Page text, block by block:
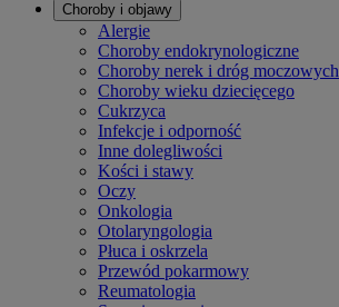
Choroby i objawy
Alergie
Choroby endokrynologiczne
Choroby nerek i dróg moczowych
Choroby wieku dziecięcego
Cukrzyca
Infekcje i odporność
Inne dolegliwości
Kości i stawy
Oczy
Onkologia
Otolaryngologia
Płuca i oskrzela
Przewód pokarmowy
Reumatologia